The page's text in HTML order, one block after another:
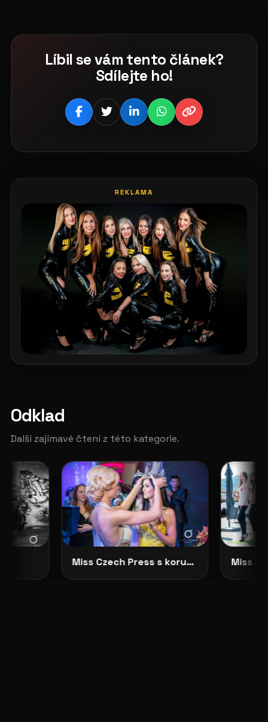
Líbil se vám tento článek?
Sdílejte ho!
REKLAMA
Odklad
Další zajímavé čtení z této kategorie.
Miss Czech Press s korunkou Miss